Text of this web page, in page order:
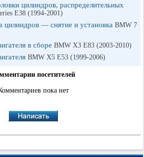
цилиндров, распределительных
E38 (1994-2001)
цилиндров — снятие и установка BMW 7
в сборе BMW X3 E83 (2003-2010)
BMW X5 E53 (1999-2006)
посетителей
пока нет